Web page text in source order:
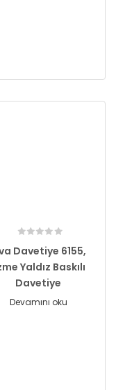
Davetiye 6155,
Yaldız Baskılı
Davetiye
Devamını oku